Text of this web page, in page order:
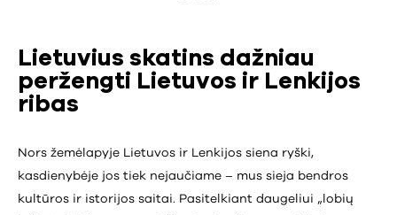
Lietuvius skatins dažniau
peržengti Lietuvos ir Lenkijos
ribas
Nors žemėlapyje Lietuvos ir Lenkijos siena ryški,
kasdienybėje jos tiek nejaučiame – mus sieja bendros
kultūros ir istorijos saitai. Pasitelkiant daugeliui „lobių